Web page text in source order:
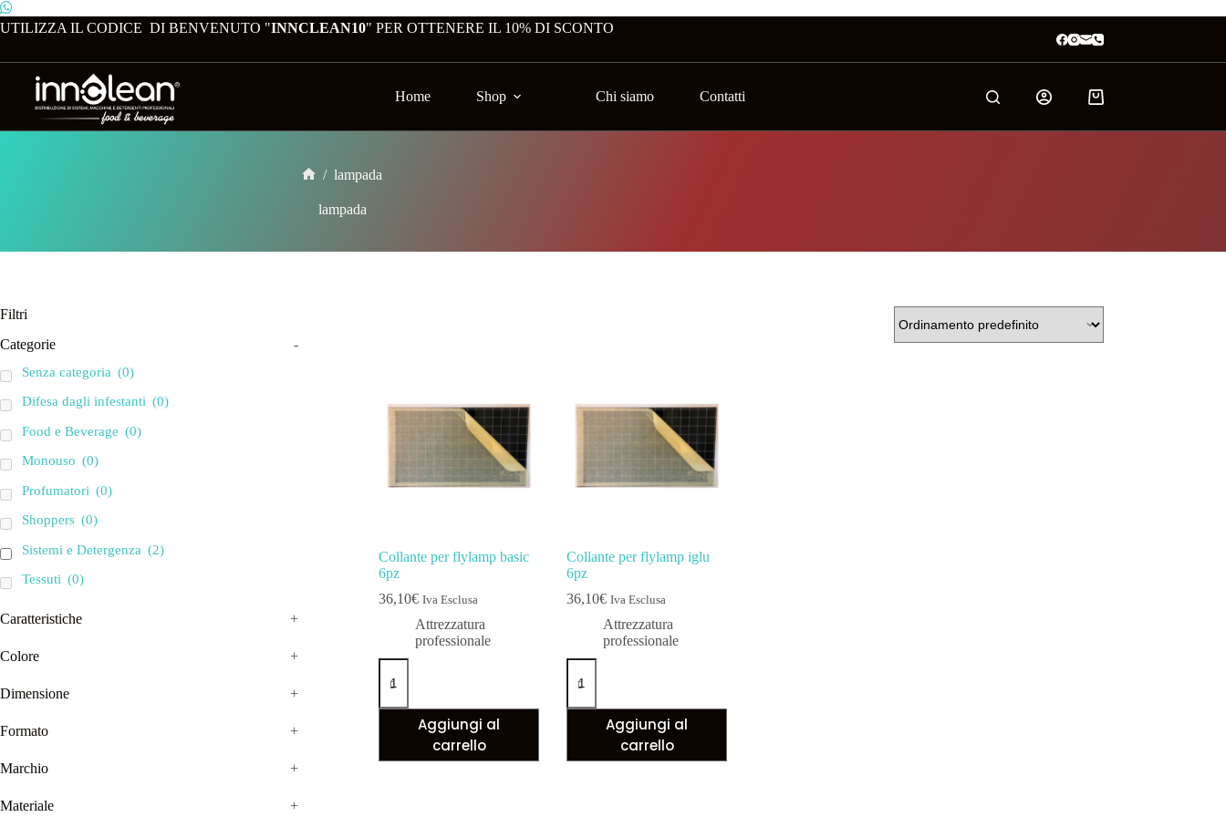
UTILIZZA IL CODICE DI BENVENUTO "INNCLEAN10" PER OTTENERE IL 10% DI SCONTO
Home Shop Chi siamo Contatti
/ lampada
lampada
Collante per flylamp basic
6pz
36,10€ Iva Esclusa
Attrezzatura
professionale
Aggiungi al
carrello
Collante per flylamp iglu
6pz
36,10€ Iva Esclusa
Attrezzatura
professionale
Aggiungi al
carrello
Filtri
Categorie
-
Senza categoria (0)
Difesa dagli infestanti (0)
Food e Beverage (0)
Monouso (0)
Profumatori (0)
Shoppers (0)
Sistemi e Detergenza (2)
Tessuti (0)
Caratteristiche +
Colore +
Dimensione +
Formato +
Marchio +
Materiale +